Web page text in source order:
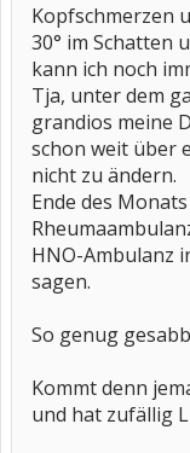
Kopfschmerzen
30° im Schatten
kann ich noch
Tja, unter dem
grandios meine
schon weit über
nicht zu ändern.
Ende des
HNO-Ambulanz
sagen.
So genug
Kommt denn
und hat zufällig